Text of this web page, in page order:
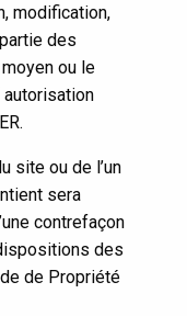
modification,
des
ou le
site ou de l’un
sera
contrefaçon
des
de Propriété